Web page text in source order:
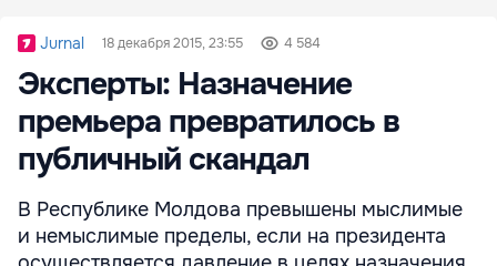
Jurnal 18 декабря 2015, 23:55 4 584
Эксперты: Назначение
премьера превратилось в
публичный скандал
В Республике Молдова превышены мыслимые
и немыслимые пределы, если на президента